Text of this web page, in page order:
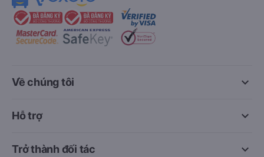
keyboard_arrow_down
Về chúng tôi
keyboard_arrow_down
Hỗ trợ
keyboard_arrow_down
Trở thành đối tác